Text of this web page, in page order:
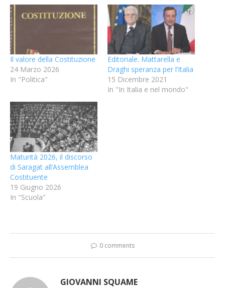
Il valore della Costituzione
24 Marzo 2026
In "Politica"
Editoriale. Mattarella e
Draghi speranza per l’Italia
15 Dicembre 2021
In "In Italia e nel mondo"
Maturità 2026, il discorso
di Saragat all’Assemblea
Costituente
19 Giugno 2026
In "Scuola"
0 comments
GIOVANNI SQUAME